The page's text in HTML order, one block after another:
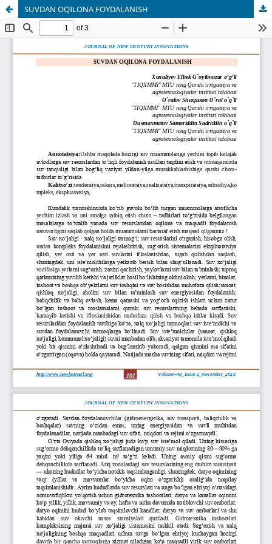
SUVDAN OQILONA FOYDALANISH